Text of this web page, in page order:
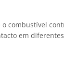
combustível
em